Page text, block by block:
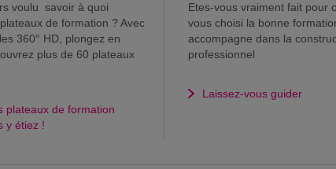
voulu savoir à quoi
de formation ? Avec
360° HD, plongez en
plus de 60 plateaux
plateaux de formation
y étiez !
Etes-vous vraiment fait pour
vous choisi la bonne
accompagne dans la
professionnel
Laissez-vous guider